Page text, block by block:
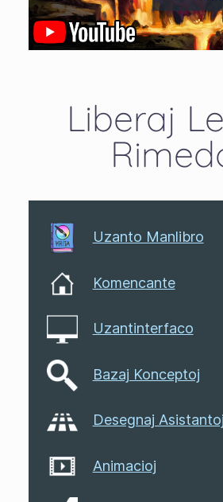
Liberaj
Uzanto Manlibro
Komencante
Uzantinterfaco
Bazaj Konceptoj
Desegnaj Asistantoj
Animacioj